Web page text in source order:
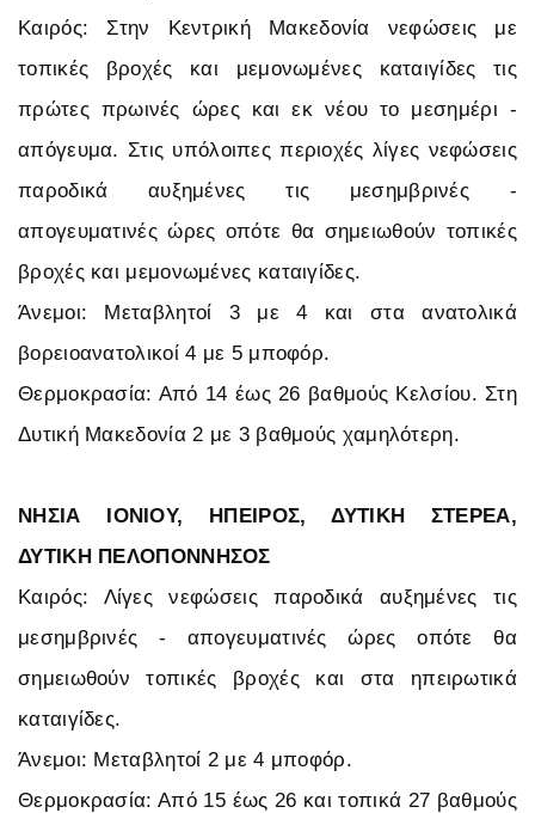
Καιρός: Στην Κεντρική Μακεδονία νεφώσεις με
τοπικές βροχές και μεμονωμένες καταιγίδες τις
πρώτες πρωινές ώρες και εκ νέου το μεσημέρι -
απόγευμα. Στις υπόλοιπες περιοχές λίγες νεφώσεις
παροδικά αυξημένες τις μεσημβρινές -
απογευματινές ώρες οπότε θα σημειωθούν τοπικές
βροχές και μεμονωμένες καταιγίδες.
Άνεμοι: Μεταβλητοί 3 με 4 και στα ανατολικά
βορειοανατολικοί 4 με 5 μποφόρ.
Θερμοκρασία: Από 14 έως 26 βαθμούς Κελσίου. Στη
Δυτική Μακεδονία 2 με 3 βαθμούς χαμηλότερη.
ΝΗΣΙΑ ΙΟΝΙΟΥ, ΗΠΕΙΡΟΣ, ΔΥΤΙΚΗ ΣΤΕΡΕΑ,
ΔΥΤΙΚΗ ΠΕΛΟΠΟΝΝΗΣΟΣ
Καιρός: Λίγες νεφώσεις παροδικά αυξημένες τις
μεσημβρινές - απογευματινές ώρες οπότε θα
σημειωθούν τοπικές βροχές και στα ηπειρωτικά
καταιγίδες.
Άνεμοι: Μεταβλητοί 2 με 4 μποφόρ.
Θερμοκρασία: Από 15 έως 26 και τοπικά 27 βαθμούς